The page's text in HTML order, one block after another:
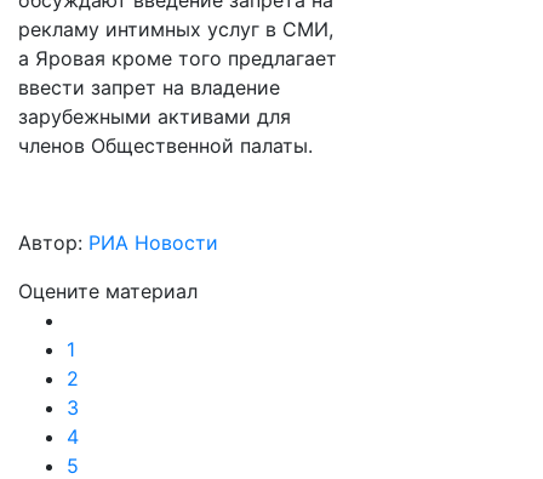
рекламу интимных услуг в СМИ,
а Яровая кроме того предлагает
ввести запрет на владение
зарубежными активами для
членов Общественной палаты.
Автор: РИА Новости
Оцените материал
1
2
3
4
5